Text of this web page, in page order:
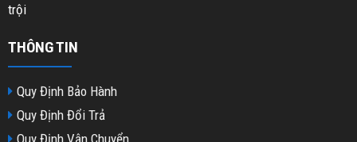
trội
THÔNG TIN
Quy Định Bảo Hành
Quy Định Đổi Trả
Quy Định Vận Chuyển